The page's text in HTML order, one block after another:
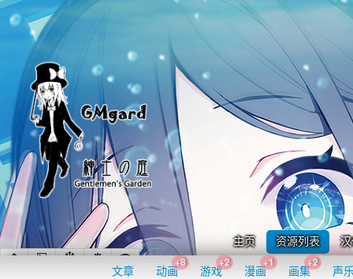
主页 资源列表
文章 动画
+8
游戏
+2
漫画
+1
画集
+2
声